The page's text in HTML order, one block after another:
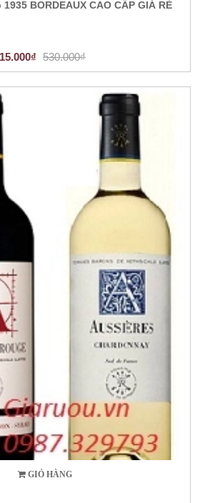
BORDEAUX CAO CẤP GIÁ RẺ
530.000₫
GIỎ HÀNG